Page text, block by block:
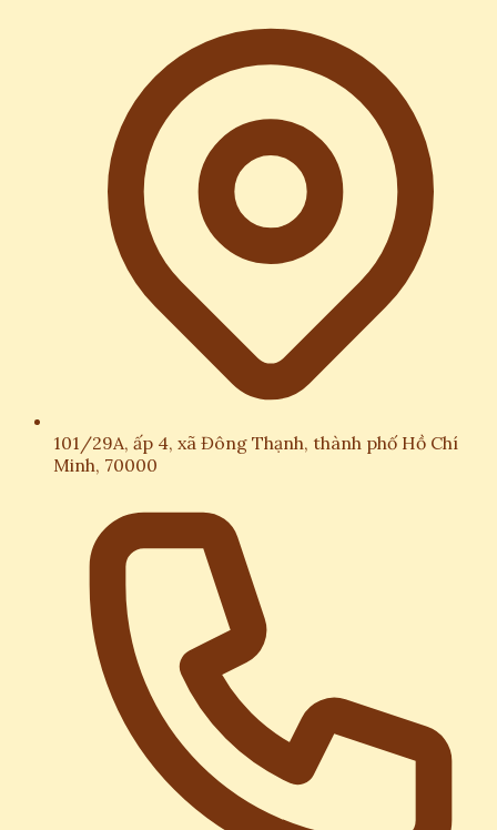
101/29A, ấp 4, xã Đông Thạnh, thành phố Hồ Chí
Minh, 70000